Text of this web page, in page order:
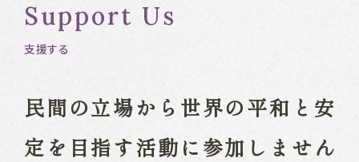
Support Us
支援する
民間の立場から 世界の平和と安
定を目指す活動に参加しません